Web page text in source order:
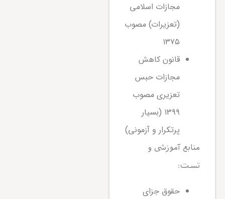
مجازات اسلامی
(تعزیرات) مصوب
۱۳۷۵
قانون کاهش
مجازات حبس
تعزیری مصوب
۱۳۹۹ (بسیار
پرتکرار و آزمونی)
منابع آموزشی و
تست:
حقوق جزای